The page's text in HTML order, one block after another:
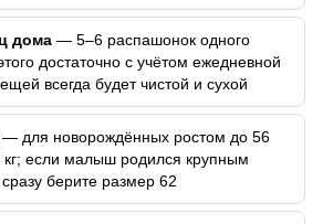
дома — 5–6 распашонок одного
достаточно с учётом ежедневной
всегда будет чистой и сухой
— для новорождённых ростом до 56
если малыш родился крупным
берите размер 62